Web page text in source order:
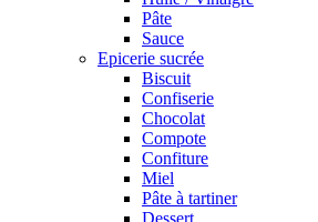
Pâte
Sauce
Epicerie sucrée
Biscuit
Confiserie
Chocolat
Compote
Confiture
Miel
Pâte à tartiner
Dessert